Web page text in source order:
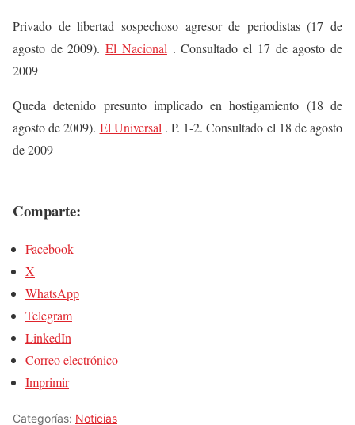
Privado de libertad sospechoso agresor de periodistas (17 de
agosto de 2009).El Nacional . Consultado el 17 de agosto de
2009
Queda detenido presunto implicado en hostigamiento (18 de
agosto de 2009). El Universal . P. 1-2. Consultado el 18 de agosto
de 2009
Comparte:
Facebook
X
WhatsApp
Telegram
LinkedIn
Correo electrónico
Imprimir
Categorías: Noticias